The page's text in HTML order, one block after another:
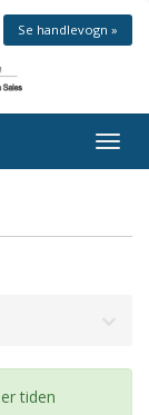
Se handlevogn »
tiden